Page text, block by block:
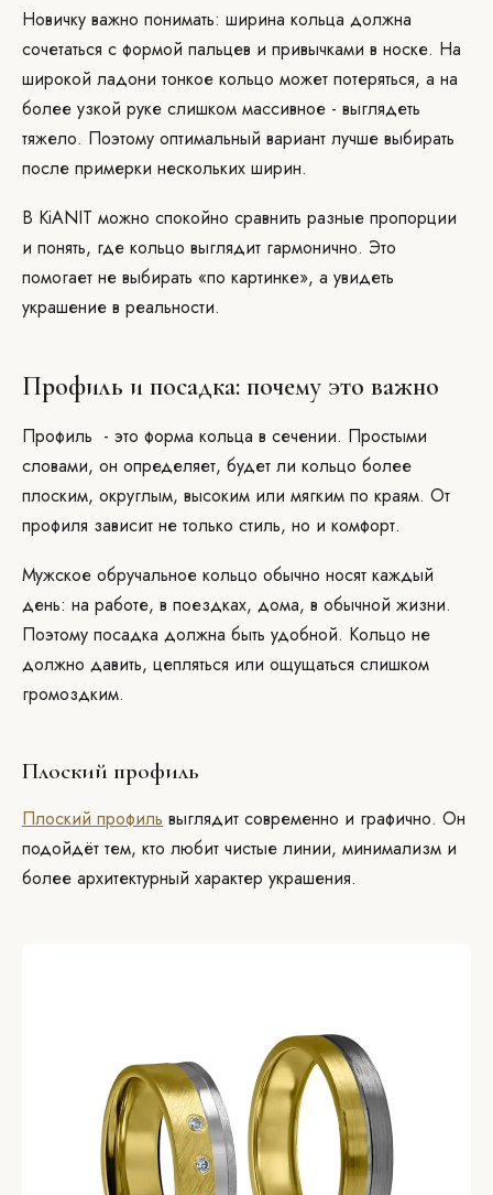
Новичку важно понимать: ширина кольца должна
сочетаться с формой пальцев и привычками в носке. На
широкой ладони тонкое кольцо может потеряться, а на
более узкой руке слишком массивное - выглядеть
тяжело. Поэтому оптимальный вариант лучше выбирать
после примерки нескольких ширин.
В KiANIT можно спокойно сравнить разные пропорции
и понять, где кольцо выглядит гармонично. Это
помогает не выбирать «по картинке», а увидеть
украшение в реальности.
Профиль и посадка: почему это важно
Профиль - это форма кольца в сечении. Простыми
словами, он определяет, будет ли кольцо более
плоским, округлым, высоким или мягким по краям. От
профиля зависит не только стиль, но и комфорт.
Мужское обручальное кольцо обычно носят каждый
день: на работе, в поездках, дома, в обычной жизни.
Поэтому посадка должна быть удобной. Кольцо не
должно давить, цепляться или ощущаться слишком
громоздким.
Плоский профиль
Плоский профиль выглядит современно и графично. Он
подойдёт тем, кто любит чистые линии, минимализм и
более архитектурный характер украшения.